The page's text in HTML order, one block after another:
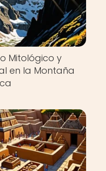
Mitológico y
en la Montaña